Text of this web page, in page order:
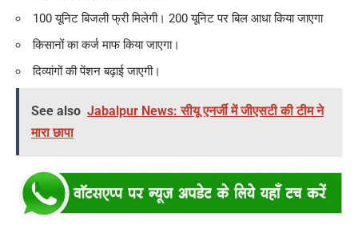
100 यूनिट बिजली फ्री मिलेगी। 200 यूनिट पर बिल आधा किया जाएगा
किसानों का कर्ज माफ किया जाएगा।
दिव्यांगों की पेंशन बढ़ाई जाएगी।
See also Jabalpur News: सीयू एनर्जी में जीएसटी की टीम ने
मारा छापा